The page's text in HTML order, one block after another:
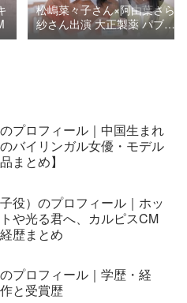
松嶋菜々子さん×阿由葉さら
紗さん出演 大正製薬 パブロ
ンSゴールドW『いましよう
プロフィール｜中国生まれ
バイリンガル女優・モデル
まとめ】
役）のプロフィール｜ホッ
や光る君へ、カルピスCM
歴まとめ
プロフィール｜学歴・経
と受賞歴